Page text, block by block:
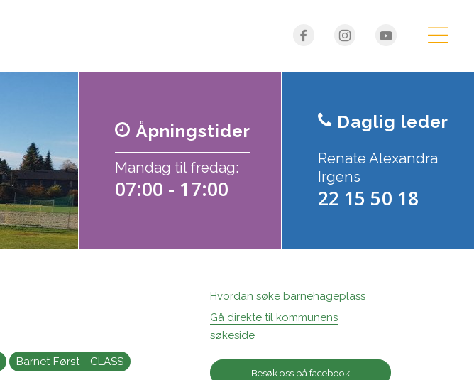
Åpningstider
Mandag til fredag:
07:00 - 17:00
Daglig leder
Renate Alexandra
Irgens
22 15 50 18
Barnet Først - CLASS
Hvordan søke barnehageplass
Gå direkte til kommunens
søkeside
Besøk oss på facebook